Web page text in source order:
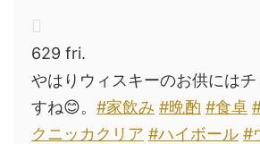
629 fri.
やはりウィスキーのお供には
すね😊。 #家飲み #晩酌 #食卓
クニッカクリア #ハイボール #